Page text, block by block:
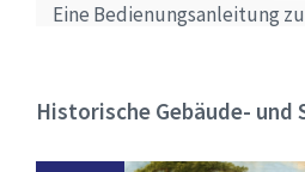
Eine Bedienungsanleitung
Historische Gebäude- und